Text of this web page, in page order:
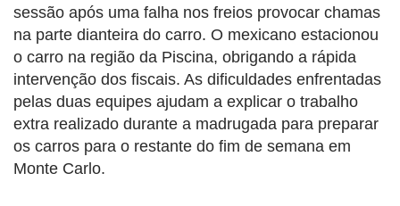
sessão após uma falha nos freios provocar chamas
na parte dianteira do carro. O mexicano estacionou
o carro na região da Piscina, obrigando a rápida
intervenção dos fiscais. As dificuldades enfrentadas
pelas duas equipes ajudam a explicar o trabalho
extra realizado durante a madrugada para preparar
os carros para o restante do fim de semana em
Monte Carlo.